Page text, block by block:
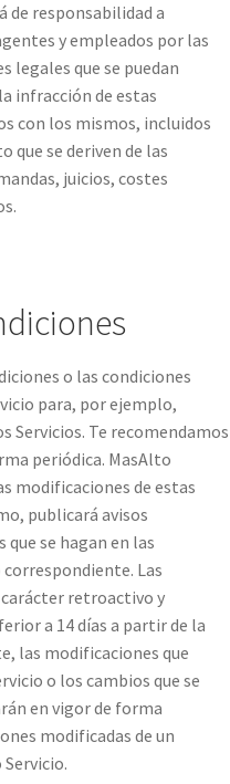
de responsabilidad a
y empleados por las
legales que se puedan
infracción de estas
con los mismos, incluidos
que se deriven de las
juicios, costes
o las condiciones
para, por ejemplo,
Servicios. Te recomendamos
periódica. MasAlto
modificaciones de estas
publicará avisos
se hagan en las
Las
retroactivo y
a 14 días a partir de la
las modificaciones que
o los cambios que se
en vigor de forma
modificadas de un